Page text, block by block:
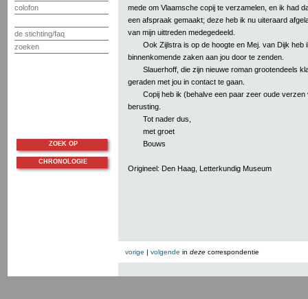
colofon
de stichting/faq
zoeken
mede om Vlaamsche copij te verzamelen, en ik had
een afspraak gemaakt; deze heb ik nu uiteraard
van mijn uittreden medegedeeld.
Ook Zijlstra is op de hoogte en Mej. van Dijk heb
binnenkomende zaken aan jou door te zenden.
Slauerhoff, die zijn nieuwe roman grootendeels
geraden met jou in contact te gaan.
Copij heb ik (behalve een paar zeer oude verzen
berusting.
Tot nader dus,
met groet
Bouws
Origineel: Den Haag, Letterkundig Museum
vorige | volgende in deze correspondentie
ZOEK OP
CHRONOLOGIE